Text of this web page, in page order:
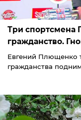
Три спортсмена
гражданство.
Евгений Плющенко
гражданства